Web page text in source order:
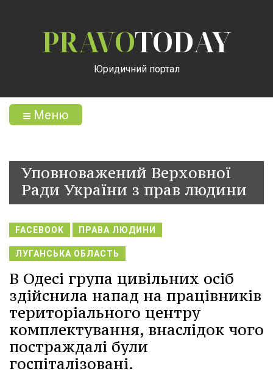
PRAVOTODAY
Юридичний портал
Меню
Уповноважений Верховної
Ради України з прав людини
FACEBOOK ПРАВА ЛЮДИНИ
ЛУГАНСЬКА ОБЛАСТЬ
В Одесі група цивільних осіб
здійснила напад на працівників
територіального центру
комплектування, внаслідок чого
постраждалі були
госпіталізовані.